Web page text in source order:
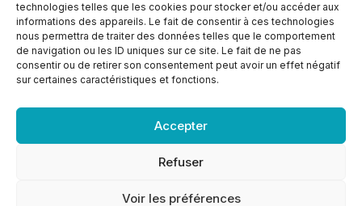
technologies telles que les cookies pour stocker et/ou accéder aux
informations des appareils. Le fait de consentir à ces technologies
nous permettra de traiter des données telles que le comportement
de navigation ou les ID uniques sur ce site. Le fait de ne pas
consentir ou de retirer son consentement peut avoir un effet négatif
sur certaines caractéristiques et fonctions.
Accepter
Refuser
Voir les préférences
Politique de cookies (UE)
Déclaration de confidentialité (UE)
Avertissement
Conditions générales